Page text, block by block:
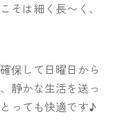
は細く長〜く、
保して日曜日から
静かな生活を送っ
っても快適です♪